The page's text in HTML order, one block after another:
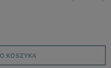
KOSZYKA